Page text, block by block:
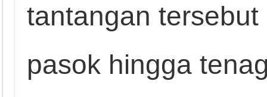
tantangan
pasok hingga